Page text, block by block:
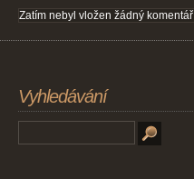
Zatím nebyl vložen žádný komentář
Vyhledávání